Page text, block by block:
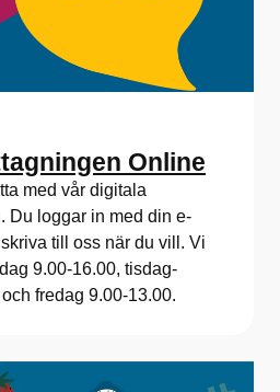
Online
med vår digitala
Du loggar in med din e-
till oss när du vill. Vi
9.00-16.00, tisdag-
fredag 9.00-13.00.